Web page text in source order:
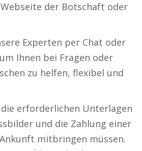
der Botschaft oder
Experten per Chat oder
Ihnen bei Fragen oder
zu helfen, flexibel und
die erforderlichen Unterlagen
und die Zahlung einer
mitbringen müssen.